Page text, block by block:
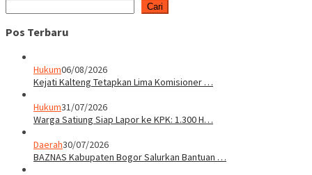
Cari
Pos Terbaru
Hukum06/08/2026
Kejati Kalteng Tetapkan Lima Komisioner …
Hukum31/07/2026
Warga Satiung Siap Lapor ke KPK: 1.300 H…
Daerah30/07/2026
BAZNAS Kabupaten Bogor Salurkan Bantuan …